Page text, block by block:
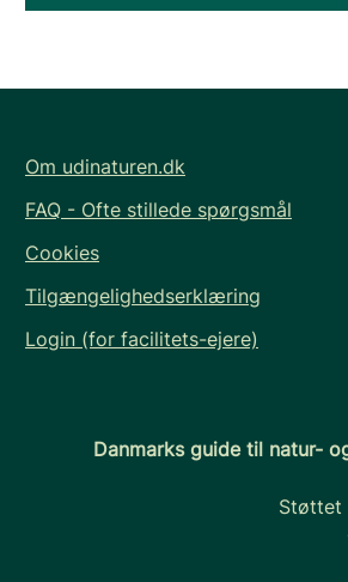
Om udinaturen.dk
FAQ - Ofte stillede spørgsmål
Cookies
Tilgængelighedserklæring
Login (for facilitets-ejere)
Danmarks guide til natur-
Støttet